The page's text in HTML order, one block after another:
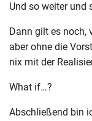
Und so weiter und
Dann gilt es noch,
aber ohne die
nix mit der
What if…?
Abschließend bin